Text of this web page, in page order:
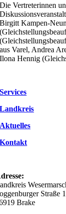
Die Vertreterinnen
Birgitt Kampen-
aus Varel, Andrea
Ilona Hennig
Services
Landkreis
Aktuelles
Kontakt
Straße
Brake